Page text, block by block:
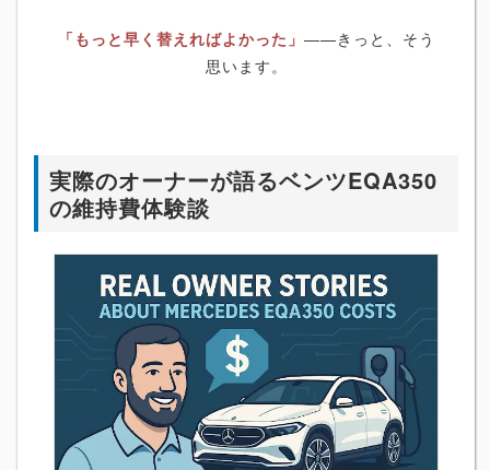
「もっと早く替えればよかった」 ――きっと、そう
思います。
実際のオーナーが語るベンツEQA350
の維持費体験談